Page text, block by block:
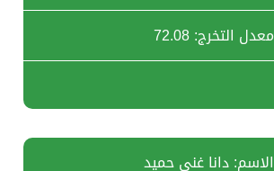
معدل التخرج: 72.08
الاسم: دانا غني حميد